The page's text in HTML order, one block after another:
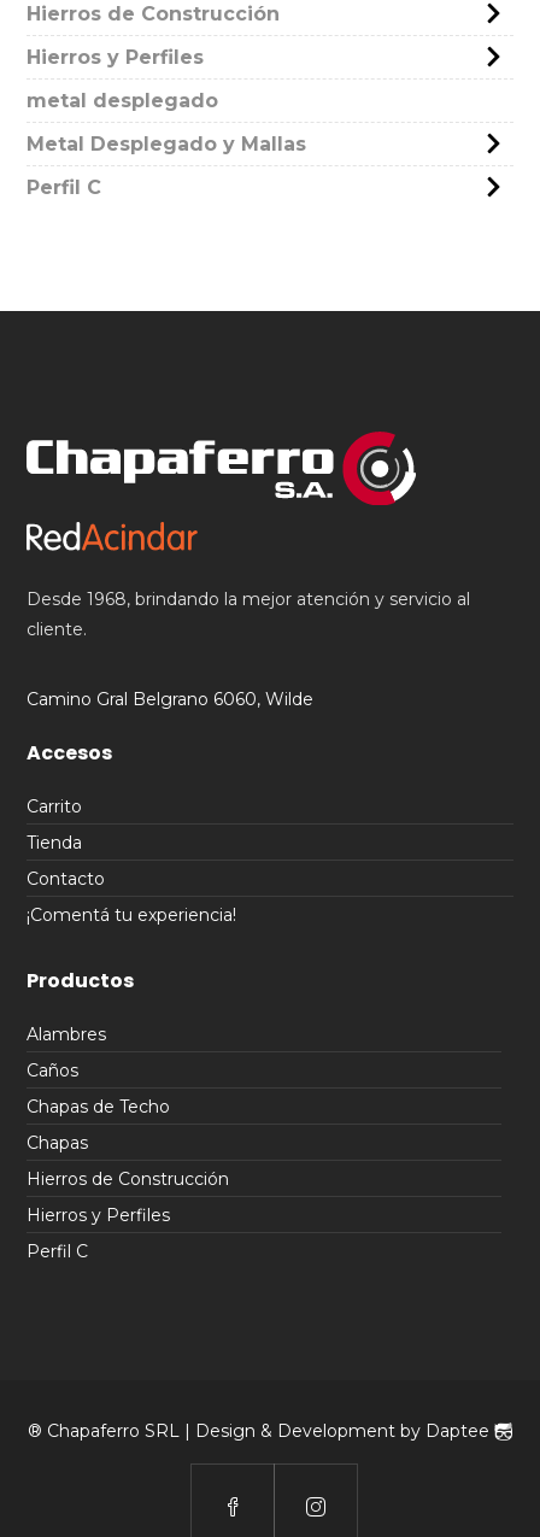
Hierros de Construcción
Hierros y Perfiles
metal desplegado
Metal Desplegado y Mallas
Perfil C
Desde 1968, brindando la mejor atención y servicio al
cliente.
Camino Gral Belgrano 6060, Wilde
Accesos
Carrito
Tienda
Contacto
¡Comentá tu experiencia!
Productos
Alambres
Caños
Chapas de Techo
Chapas
Hierros de Construcción
Hierros y Perfiles
Perfil C
® Chapaferro SRL | Design & Development by Daptee